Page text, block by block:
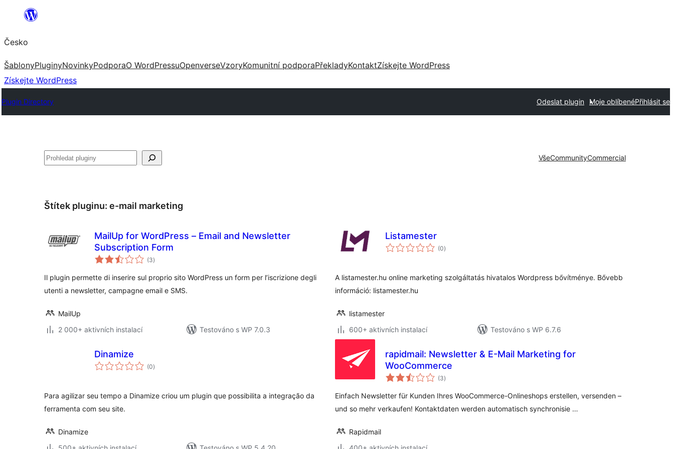
Přeskočit
obsah
Česko
ŠablonyPluginyNovinkyPodporaO WordPressuOpenverseVzoryKomunitní podporaPřekladyKontaktZískejte WordPress
Získejte WordPress
Plugin Directory Odeslat plugin Moje oblíbenéPřihlásit se
Hledat VšeCommunityCommercial
Štítek pluginu: e-mail marketing
MailUp for WordPress – Email and Newsletter
Subscription Form
(3celkové
hodnocení
)
Il plugin permette di inserire sul proprio sito WordPress un form per l’iscrizione degli
utenti a newsletter, campagne email e SMS.
MailUp
2 000+ aktivních instalací
Testováno s WP 7.0.3
Listamester
(0celkové
hodnocení
)
A listamester.hu online marketing szolgáltatás hivatalos Wordpress bővítménye. Bővebb
információ: listamester.hu
listamester
600+ aktivních instalací
Testováno s WP 6.7.6
Dinamize
(0celkové
hodnocení
)
Para agilizar seu tempo a Dinamize criou um plugin que possibilita a integração da
ferramenta com seu site.
Dinamize
rapidmail: Newsletter & E-Mail Marketing for
WooCommerce
(3celkové
hodnocení
)
Einfach Newsletter für Kunden Ihres WooCommerce-Onlineshops erstellen, versenden –
und so mehr verkaufen! Kontaktdaten werden automatisch synchronisie …
Rapidmail